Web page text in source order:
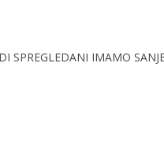
IMAMO SANJE